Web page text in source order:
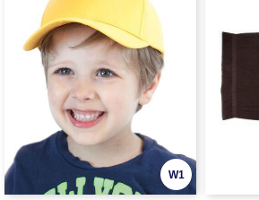
W1